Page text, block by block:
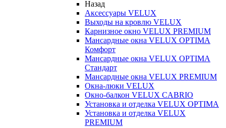
Назад
Аксессуары VELUX
Выходы на кровлю VELUX
Карнизное окно VELUX PREMIUM
Мансардные окна VELUX OPTIMA
Комфорт
Мансардные окна VELUX OPTIMA
Стандарт
Мансардные окна VELUX PREMIUM
Окна-люки VELUX
Окно-балкон VELUX CABRIO
Установка и отделка VELUX OPTIMA
Установка и отделка VELUX
PREMIUM